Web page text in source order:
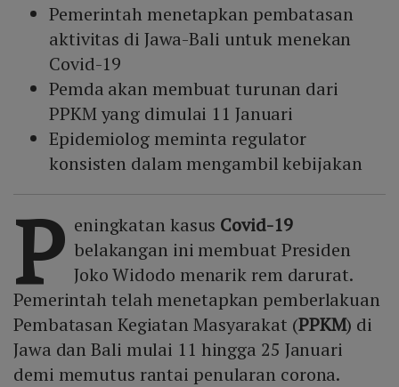
Pemerintah menetapkan pembatasan
aktivitas di Jawa-Bali untuk menekan
Covid-19
Pemda akan membuat turunan dari
PPKM yang dimulai 11 Januari
Epidemiolog meminta regulator
konsisten dalam mengambil kebijakan
P eningkatan kasus Covid-19
belakangan ini membuat Presiden
Joko Widodo menarik rem darurat.
Pemerintah telah menetapkan pemberlakuan
Pembatasan Kegiatan Masyarakat (PPKM) di
Jawa dan Bali mulai 11 hingga 25 Januari
demi memutus rantai penularan corona.